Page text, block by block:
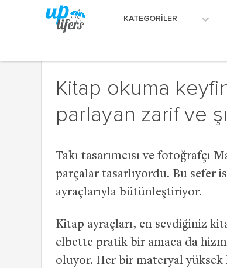
KATEGORİLER
Kitap okuma
parlayan zarif ve
Takı tasarımcısı ve fotoğrafçı
parçalar tasarlıyordu. Bu sefer
ayraçlarıyla bütünleştiriyor.
Kitap ayraçları, en sevdiğiniz
elbette pratik bir amaca da
oluyor. Her bir materyal